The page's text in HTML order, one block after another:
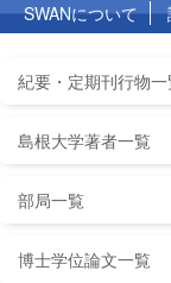
SWANについて
紀要・定期刊行物一
島根大学著者一覧
部局一覧
博士学位論文一覧